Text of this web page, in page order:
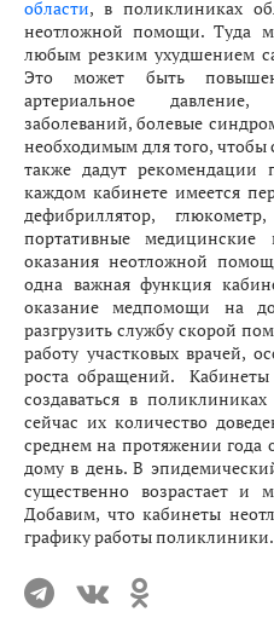
области, в поликлиниках
неотложной помощи. Туда
любым резким ухудшением
Это может быть
артериальное
заболеваний, болевые
необходимым для того, чтобы
также дадут
каждом кабинете имеется
дефибриллятор,
портативные
оказания неотложной
одна важная функция
оказание медпомощи на
разгрузить службу скорой
работу участковых врачей,
роста обращений.
создаваться в
сейчас их количество
среднем на протяжении года
дому в день. В
существенно возрастает и
Добавим, что кабинеты
графику работы поликлиники.